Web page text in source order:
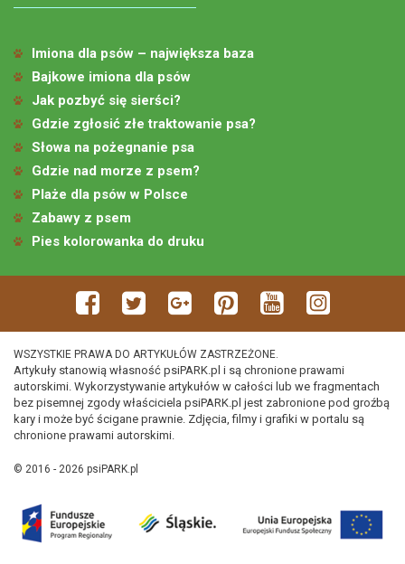
Imiona dla psów – największa baza
Bajkowe imiona dla psów
Jak pozbyć się sierści?
Gdzie zgłosić złe traktowanie psa?
Słowa na pożegnanie psa
Gdzie nad morze z psem?
Plaże dla psów w Polsce
Zabawy z psem
Pies kolorowanka do druku
WSZYSTKIE PRAWA DO ARTYKUŁÓW ZASTRZEŻONE.
Artykuły stanowią własność psiPARK.pl i są chronione prawami
autorskimi. Wykorzystywanie artykułów w całości lub we fragmentach
bez pisemnej zgody właściciela psiPARK.pl jest zabronione pod groźbą
kary i może być ścigane prawnie. Zdjęcia, filmy i grafiki w portalu są
chronione prawami autorskimi.
© 2016 - 2026 psiPARK.pl